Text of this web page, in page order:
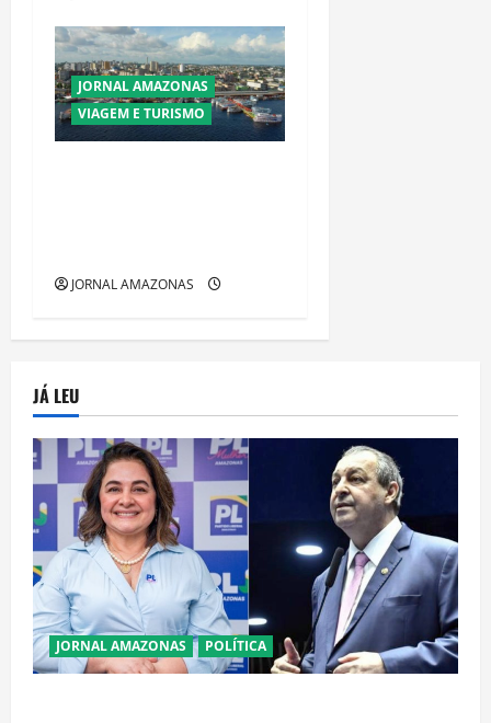
JORNAL AMAZONAS
VIAGEM E TURISMO
JORNAL AMAZONAS
JÁ LEU
JORNAL AMAZONAS POLÍTICA